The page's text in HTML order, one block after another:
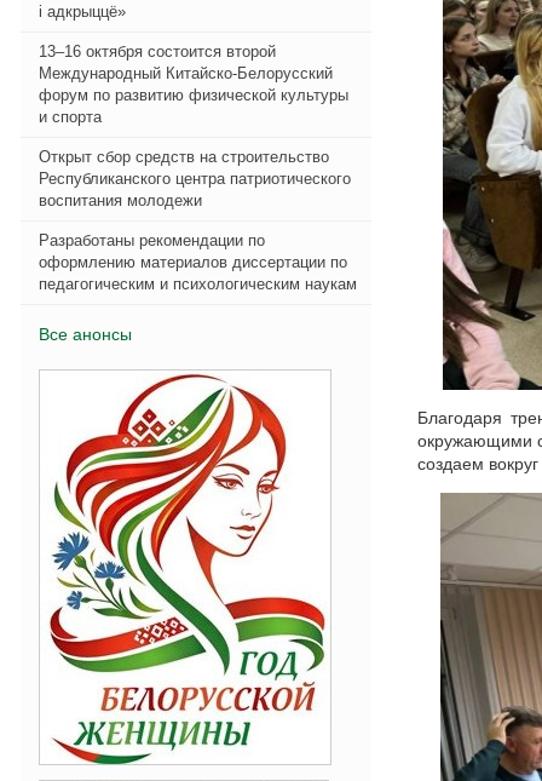
Благодаря
окружающими
создаем
i адкрыццё»
13–16 октября состоится второй
Международный Китайско-Белорусский
форум по развитию физической культуры
и спорта
Открыт сбор средств на строительство
Республиканского центра патриотического
воспитания молодежи
Разработаны рекомендации по
оформлению материалов диссертации по
педагогическим и психологическим наукам
Все анонсы